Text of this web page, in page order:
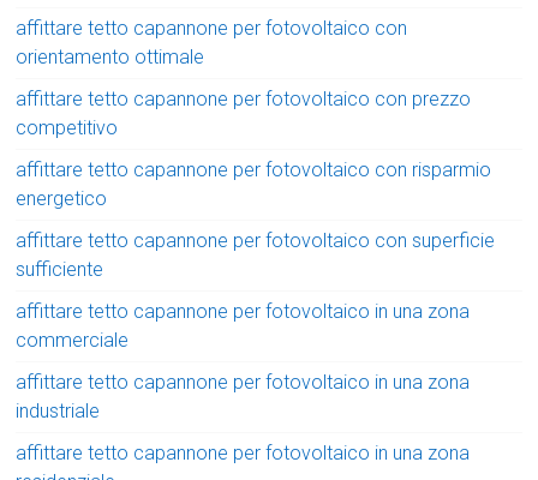
affittare tetto capannone per fotovoltaico con
orientamento ottimale
affittare tetto capannone per fotovoltaico con prezzo
competitivo
affittare tetto capannone per fotovoltaico con risparmio
energetico
affittare tetto capannone per fotovoltaico con superficie
sufficiente
affittare tetto capannone per fotovoltaico in una zona
commerciale
affittare tetto capannone per fotovoltaico in una zona
industriale
affittare tetto capannone per fotovoltaico in una zona